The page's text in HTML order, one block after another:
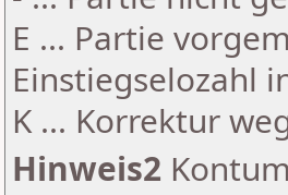
E ... Partie
Einstiegselozahl
K ... Korrektur
Hinweis2